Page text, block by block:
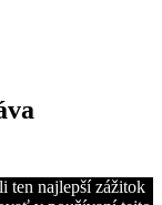
ten najlepší zážitok